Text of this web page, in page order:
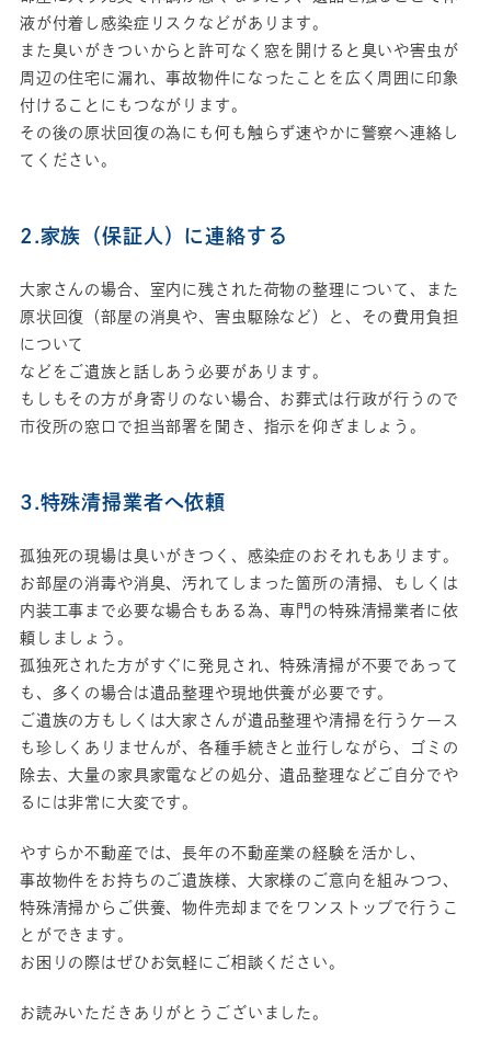
液が付着し感染症リスクなどがあります。
また臭いがきついからと許可なく窓を開けると臭いや害虫が
周辺の住宅に漏れ、事故物件になったことを広く周囲に印象
付けることにもつながります。
その後の原状回復の為にも何も触らず速やかに警察へ連絡し
てください。
2.家族（保証人）に連絡する
大家さんの場合、室内に残された荷物の整理について、また
原状回復（部屋の消臭や、害虫駆除など）と、その費用負担
について
などをご遺族と話しあう必要があります。
もしもその方が身寄りのない場合、お葬式は行政が行うので
市役所の窓口で担当部署を聞き、指示を仰ぎましょう。
3.特殊清掃業者へ依頼
孤独死の現場は臭いがきつく、感染症のおそれもあります。
お部屋の消毒や消臭、汚れてしまった箇所の清掃、もしくは
内装工事まで必要な場合もある為、専門の特殊清掃業者に依
頼しましょう。
孤独死された方がすぐに発見され、特殊清掃が不要であって
も、多くの場合は遺品整理や現地供養が必要です。
ご遺族の方もしくは大家さんが遺品整理や清掃を行うケース
も珍しくありませんが、各種手続きと並行しながら、ゴミの
除去、大量の家具家電などの処分、遺品整理などご自分でや
るには非常に大変です。
やすらか不動産では、長年の不動産業の経験を活かし、
事故物件をお持ちのご遺族様、大家様のご意向を組みつつ、
特殊清掃からご供養、物件売却までをワンストップで行うこ
とができます。
お困りの際はぜひお気軽にご相談ください。
お読みいただきありがとうございました。